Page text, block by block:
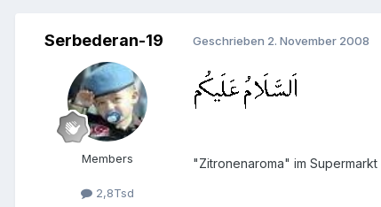
Serbederan-19
Members
2,8Tsd
Geschrieben 2. November 2008
"Zitronenaroma" im